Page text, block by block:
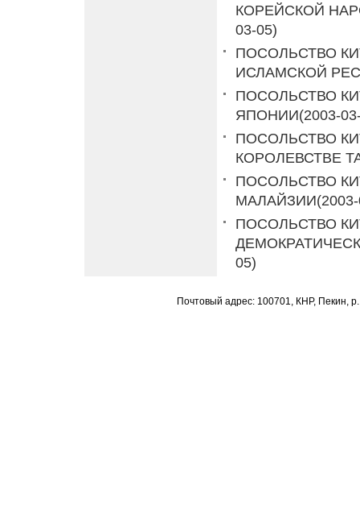
КОРЕЙСКОЙ
03-05)
ПОСОЛЬСТВО
ИСЛАМСКОЙ
ПОСОЛЬСТВО
ЯПОНИИ(2003-
ПОСОЛЬСТВО
КОРОЛЕВСТВЕ
ПОСОЛЬСТВО
МАЛАЙЗИИ
ПОСОЛЬСТВО
05)
Почтовый адрес: 100701, КНР, Пекин,